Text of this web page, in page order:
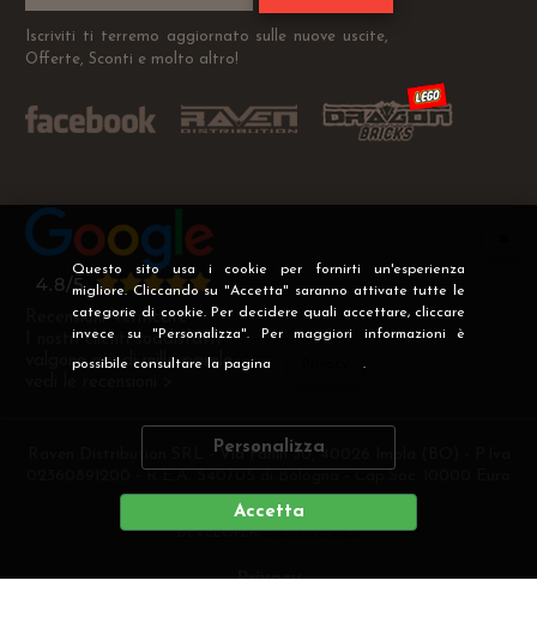
Questo sito usa i cookie per fornirti un'esperienza
migliore. Cliccando su "Accetta" saranno attivate tutte le
categorie di cookie. Per decidere quali accettare, cliccare
invece su "Personalizza". Per maggiori informazioni è
possibile consultare la pagina .
Personalizza
Accetta
Iscriviti ti terremo aggiornato sulle nuove uscite,
Offerte, Sconti e molto altro!
Recensioni Verificate
I nostri clienti soddisfatti
valgono più di mille parole
Raven Distribution SRL - Via Fanin 30, 40026 Imola (BO) - P.Iva
i.v
DEVELOPERCREATIVE WEB
Privacy